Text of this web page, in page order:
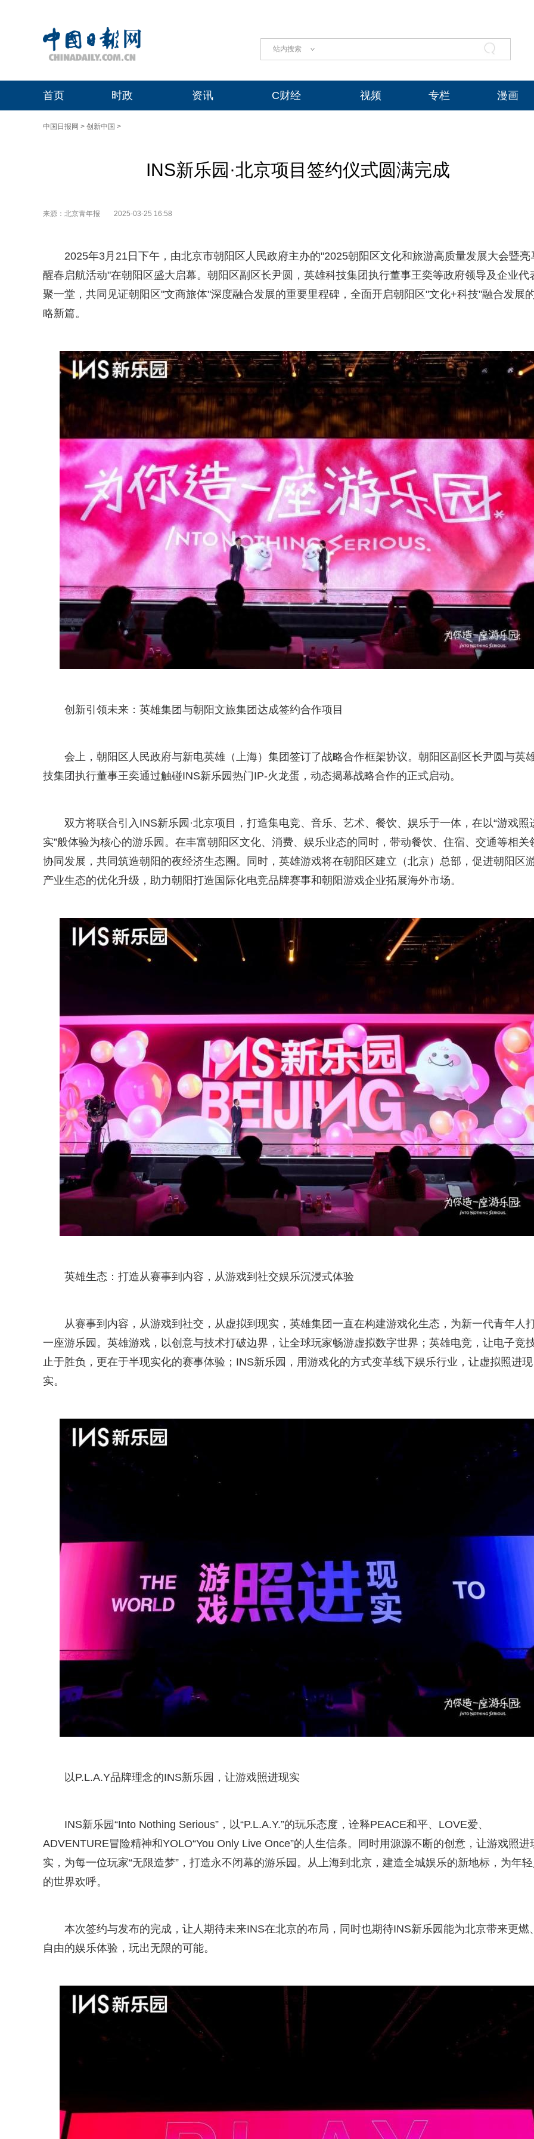
站内搜索
首页 时政 资讯 C财经 视频 专栏 漫画
中国日报网 > 创新中国 >
INS新乐园·北京项目签约仪式圆满完成
来源：北京青年报 2025-03-25 16:58
2025年3月21日下午，由北京市朝阳区人民政府主办的"2025朝阳区文化和旅游高质量发展大会暨亮
醒春启航活动"在朝阳区盛大启幕。朝阳区副区长尹圆，英雄科技集团执行董事王奕等政府领导及企业代
聚一堂，共同见证朝阳区"文商旅体"深度融合发展的重要里程碑，全面开启朝阳区"文化+科技"融合发展
略新篇。
创新引领未来：英雄集团与朝阳文旅集团达成签约合作项目
会上，朝阳区人民政府与新电英雄（上海）集团签订了战略合作框架协议。朝阳区副区长尹圆与英
技集团执行董事王奕通过触碰INS新乐园热门IP-火龙蛋，动态揭幕战略合作的正式启动。
双方将联合引入INS新乐园·北京项目，打造集电竞、音乐、艺术、餐饮、娱乐于一体，在以“游戏照
实”般体验为核心的游乐园。在丰富朝阳区文化、消费、娱乐业态的同时，带动餐饮、住宿、交通等相关
协同发展，共同筑造朝阳的夜经济生态圈。同时，英雄游戏将在朝阳区建立（北京）总部，促进朝阳区
产业生态的优化升级，助力朝阳打造国际化电竞品牌赛事和朝阳游戏企业拓展海外市场。
英雄生态：打造从赛事到内容，从游戏到社交娱乐沉浸式体验
从赛事到内容，从游戏到社交，从虚拟到现实，英雄集团一直在构建游戏化生态，为新一代青年人
一座游乐园。英雄游戏，以创意与技术打破边界，让全球玩家畅游虚拟数字世界；英雄电竞，让电子竞
止于胜负，更在于半现实化的赛事体验；INS新乐园，用游戏化的⽅式变革线下娱乐⾏业，让虚拟照进现
实。
以P.L.A.Y品牌理念的INS新乐园，让游戏照进现实
INS新乐园“Into Nothing Serious”，以“P.L.A.Y.”的玩乐态度，诠释PEACE和平、LOVE爱、
ADVENTURE冒险精神和YOLO“You Only Live Once”的人生信条。同时用源源不断的创意，让游戏照进
实，为每一位玩家“无限造梦”，打造永不闭幕的游乐园。从上海到北京，建造全城娱乐的新地标，为年
的世界欢呼。
本次签约与发布的完成，让人期待未来INS在北京的布局，同时也期待INS新乐园能为北京带来更燃
自由的娱乐体验，玩出无限的可能。